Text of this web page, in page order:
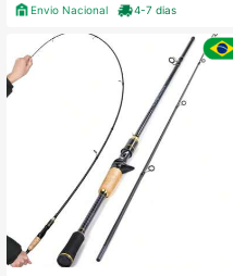
Envio Nacional
4-7 dias